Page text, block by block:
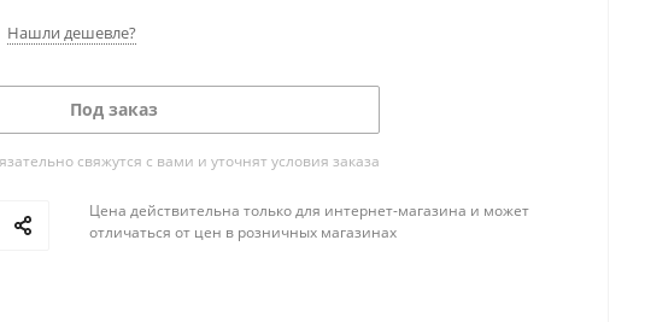
Нашли дешевле?
Под заказ
свяжутся с вами и уточнят условия заказа
Цена действительна только для интернет-магазина и может
отличаться от цен в розничных магазинах